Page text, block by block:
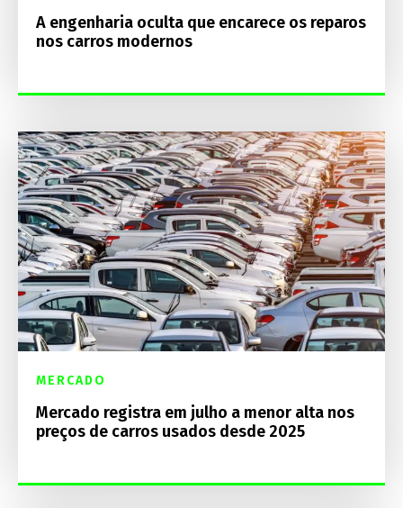
A engenharia oculta que encarece os reparos
nos carros modernos
MERCADO
Mercado registra em julho a menor alta nos
preços de carros usados desde 2025